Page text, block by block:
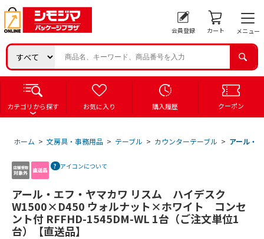
会員登録 カート メニュー
カテゴリから探す お気に入り 購入履歴 クーポン
ホーム > 文房具・事務用品 > テーブル > カウンターテーブル > アール・
アイコンについて
アール・エフ・ヤマカワ リスム ハイデスク
W1500×D450 ウォルナット×ホワイト コンセ
ント付 RFFHD-1545DM-WL 1台（ご注文単位1
台）【直送品】